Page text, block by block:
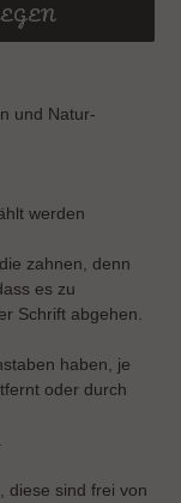
und Natur-
werden
zahnen, denn
es zu
Schrift abgehen.
haben, je
oder durch
diese sind frei von